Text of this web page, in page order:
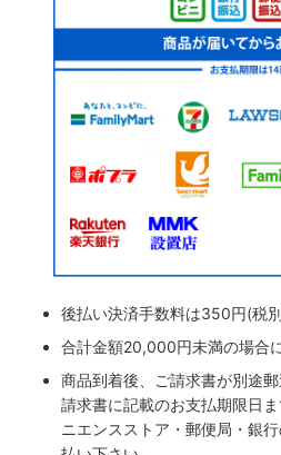
後払い決済手数料は350円(税別
合計金額20,000円未満の場合
商品到着後、ご請求書が別途
請求書に記載のお支払期限日
ニエンスストア・郵便局・銀